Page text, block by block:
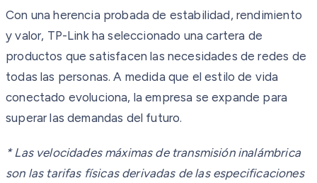
Con una herencia probada de estabilidad, rendimiento
y valor, TP-Link ha seleccionado una cartera de
productos que satisfacen las necesidades de redes de
todas las personas. A medida que el estilo de vida
conectado evoluciona, la empresa se expande para
superar las demandas del futuro.
* Las velocidades máximas de transmisión inalámbrica
son las tarifas físicas derivadas de las especificaciones